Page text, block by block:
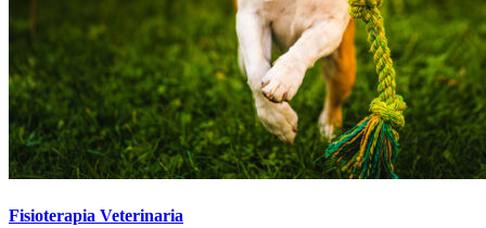
Fisioterapia Veterinaria